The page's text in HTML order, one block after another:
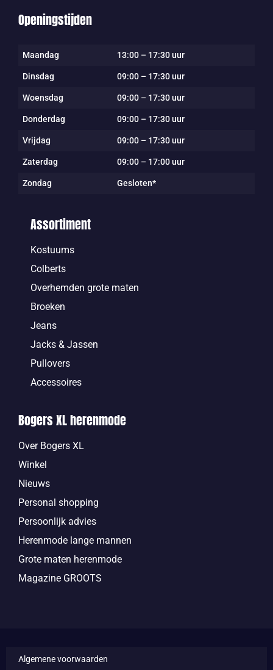
Openingstijden
Maandag 13:00 – 17:30 uur
Dinsdag 09:00 – 17:30 uur
Woensdag 09:00 – 17:30 uur
Donderdag 09:00 – 17:30 uur
Vrijdag 09:00 – 17:30 uur
Zaterdag 09:00 – 17:00 uur
Zondag Gesloten*
Assortiment
Kostuums
Colberts
Overhemden grote maten
Broeken
Jeans
Jacks & Jassen
Pullovers
Accessoires
Bogers XL herenmode
Over Bogers XL
Winkel
Nieuws
Personal shopping
Persoonlijk advies
Herenmode lange mannen
Grote maten herenmode
Magazine GROOTS
Algemene voorwaarden